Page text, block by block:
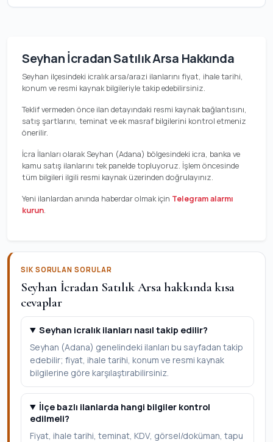
Seyhan İcradan Satılık Arsa Hakkında
Seyhan ilçesindeki icralık arsa/arazi ilanlarını fiyat, ihale tarihi,
konum ve resmi kaynak bilgileriyle takip edebilirsiniz.
Teklif vermeden önce ilan detayındaki resmi kaynak bağlantısını,
satış şartlarını, teminat ve ek masraf bilgilerini kontrol etmeniz
önerilir.
İcra İlanları olarak Seyhan (Adana) bölgesindeki icra, banka ve
kamu satış ilanlarını tek panelde topluyoruz. İşlem öncesinde
tüm bilgileri ilgili resmi kaynak üzerinden doğrulayınız.
Yeni ilanlardan anında haberdar olmak için Telegram alarmı
kurun.
SIK SORULAN SORULAR
Seyhan İcradan Satılık Arsa hakkında kısa
cevaplar
Seyhan icralık ilanları nasıl takip edilir?
Seyhan (Adana) genelindeki ilanları bu sayfadan takip
edebilir; fiyat, ihale tarihi, konum ve resmi kaynak
bilgilerine göre karşılaştırabilirsiniz.
İlçe bazlı ilanlarda hangi bilgiler kontrol
edilmeli?
Fiyat, ihale tarihi, teminat, KDV, görsel/doküman, tapu